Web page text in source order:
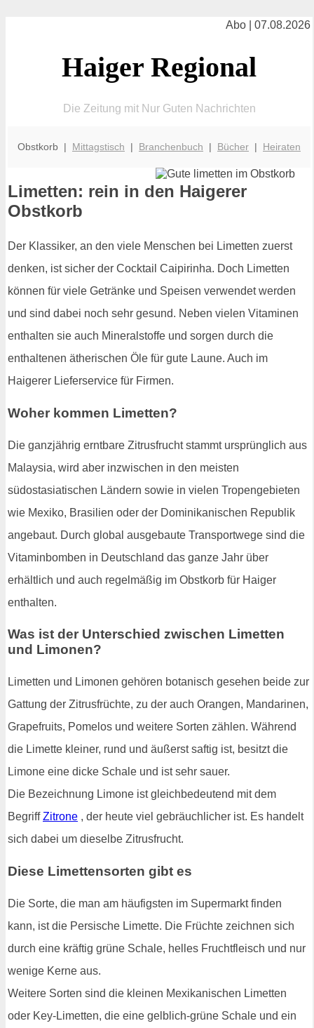
Abo | 07.08.2026
Haiger Regional
Die Zeitung mit Nur Guten Nachrichten
Obstkorb | Mittagstisch | Branchenbuch | Bücher | Heiraten
Limetten: rein in den Haigerer
Obstkorb
Der Klassiker, an den viele Menschen bei Limetten zuerst
denken, ist sicher der Cocktail Caipirinha. Doch Limetten
können für viele Getränke und Speisen verwendet werden
und sind dabei noch sehr gesund. Neben vielen Vitaminen
enthalten sie auch Mineralstoffe und sorgen durch die
enthaltenen ätherischen Öle für gute Laune. Auch im
Haigerer Lieferservice für Firmen.
Woher kommen Limetten?
Die ganzjährig erntbare Zitrusfrucht stammt ursprünglich aus
Malaysia, wird aber inzwischen in den meisten
südostasiatischen Ländern sowie in vielen Tropengebieten
wie Mexiko, Brasilien oder der Dominikanischen Republik
angebaut. Durch global ausgebaute Transportwege sind die
Vitaminbomben in Deutschland das ganze Jahr über
erhältlich und auch regelmäßig im Obstkorb für Haiger
enthalten.
Was ist der Unterschied zwischen Limetten
und Limonen?
Limetten und Limonen gehören botanisch gesehen beide zur
Gattung der Zitrusfrüchte, zu der auch Orangen, Mandarinen,
Grapefruits, Pomelos und weitere Sorten zählen. Während
die Limette kleiner, rund und äußerst saftig ist, besitzt die
Limone eine dicke Schale und ist sehr sauer.
Die Bezeichnung Limone ist gleichbedeutend mit dem
BegriffZitrone , der heute viel gebräuchlicher ist. Es handelt
sich dabei um dieselbe Zitrusfrucht.
Diese Limettensorten gibt es
Die Sorte, die man am häufigsten im Supermarkt finden
kann, ist die Persische Limette. Die Früchte zeichnen sich
durch eine kräftig grüne Schale, helles Fruchtfleisch und nur
wenige Kerne aus.
Weitere Sorten sind die kleinen Mexikanischen Limetten
oder Key-Limetten, die eine gelblich-grüne Schale und ein